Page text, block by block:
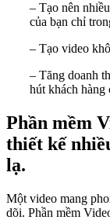
– Tạo nên
của bạn chỉ
– Tạo video
– Tăng doanh
hút khách hàng
Phần mềm
thiết kế
lạ.
Một video mang
dõi. Phần mềm